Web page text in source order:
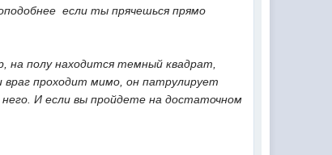
 если ты прячешься прямо
полу находится темный квадрат,
проходит мимо, он патрулирует
И если вы пройдете на достаточном